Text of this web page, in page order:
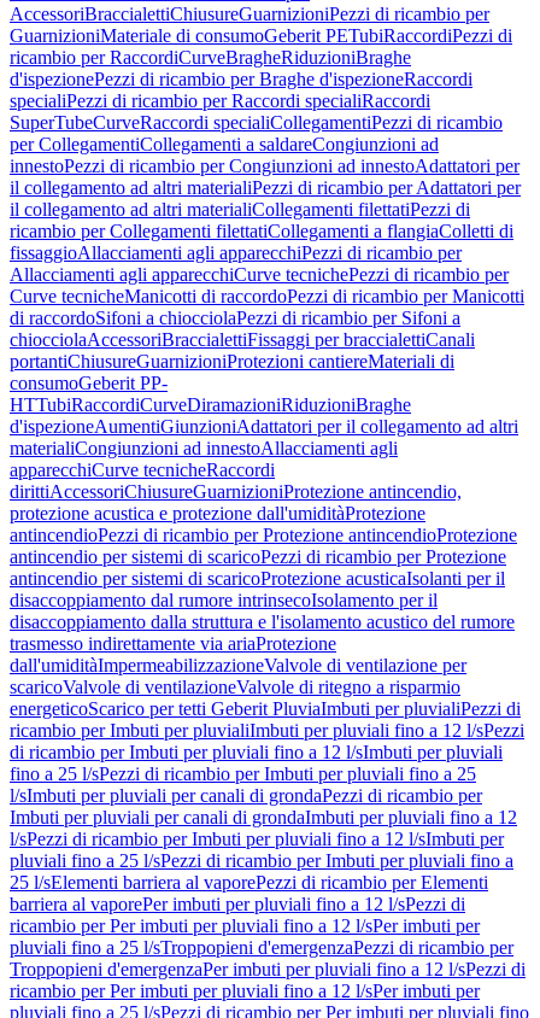
AccessoriBraccialettiChiusureGuarnizioniPezzi di ricambio per
GuarnizioniMateriale di consumoGeberit PETubiRaccordiPezzi di
ricambio per RaccordiCurveBragheRiduzioniBraghe
d'ispezionePezzi di ricambio per Braghe d'ispezioneRaccordi
specialiPezzi di ricambio per Raccordi specialiRaccordi
SuperTubeCurveRaccordi specialiCollegamentiPezzi di ricambio
per CollegamentiCollegamenti a saldareCongiunzioni ad
innestoPezzi di ricambio per Congiunzioni ad innestoAdattatori per
il collegamento ad altri materialiPezzi di ricambio per Adattatori per
il collegamento ad altri materialiCollegamenti filettatiPezzi di
ricambio per Collegamenti filettatiCollegamenti a flangiaColletti di
fissaggioAllacciamenti agli apparecchiPezzi di ricambio per
Allacciamenti agli apparecchiCurve tecnichePezzi di ricambio per
Curve tecnicheManicotti di raccordoPezzi di ricambio per Manicotti
di raccordoSifoni a chiocciolaPezzi di ricambio per Sifoni a
chiocciolaAccessoriBraccialettiFissaggi per braccialettiCanali
portantiChiusureGuarnizioniProtezioni cantiereMateriali di
consumoGeberit PP-
HTTubiRaccordiCurveDiramazioniRiduzioniBraghe
d'ispezioneAumentiGiunzioniAdattatori per il collegamento ad altri
materialiCongiunzioni ad innestoAllacciamenti agli
apparecchiCurve tecnicheRaccordi
dirittiAccessoriChiusureGuarnizioniProtezione antincendio,
protezione acustica e protezione dall'umiditàProtezione
antincendioPezzi di ricambio per Protezione antincendioProtezione
antincendio per sistemi di scaricoPezzi di ricambio per Protezione
antincendio per sistemi di scaricoProtezione acusticaIsolanti per il
disaccoppiamento dal rumore intrinsecoIsolamento per il
disaccoppiamento dalla struttura e l'isolamento acustico del rumore
trasmesso indirettamente via ariaProtezione
dall'umiditàImpermeabilizzazioneValvole di ventilazione per
scaricoValvole di ventilazioneValvole di ritegno a risparmio
energeticoScarico per tetti Geberit PluviaImbuti per pluvialiPezzi di
ricambio per Imbuti per pluvialiImbuti per pluviali fino a 12 l/sPezzi
di ricambio per Imbuti per pluviali fino a 12 l/sImbuti per pluviali
fino a 25 l/sPezzi di ricambio per Imbuti per pluviali fino a 25
l/sImbuti per pluviali per canali di grondaPezzi di ricambio per
Imbuti per pluviali per canali di grondaImbuti per pluviali fino a 12
l/sPezzi di ricambio per Imbuti per pluviali fino a 12 l/sImbuti per
pluviali fino a 25 l/sPezzi di ricambio per Imbuti per pluviali fino a
25 l/sElementi barriera al vaporePezzi di ricambio per Elementi
barriera al vaporePer imbuti per pluviali fino a 12 l/sPezzi di
ricambio per Per imbuti per pluviali fino a 12 l/sPer imbuti per
pluviali fino a 25 l/sTroppopieni d'emergenzaPezzi di ricambio per
Troppopieni d'emergenzaPer imbuti per pluviali fino a 12 l/sPezzi di
ricambio per Per imbuti per pluviali fino a 12 l/sPer imbuti per
pluviali fino a 25 l/sPezzi di ricambio per Per imbuti per pluviali fino